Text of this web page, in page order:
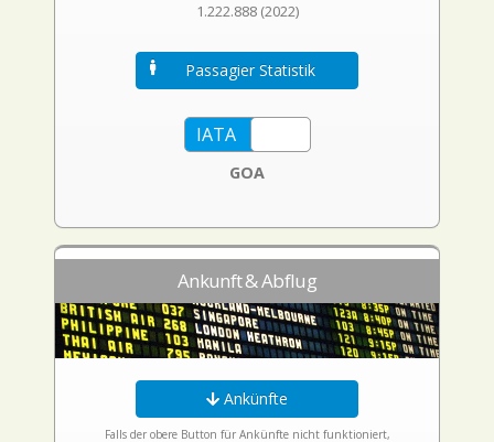
1.222.888 (2022)
Passagier Statistik
GOA
Ankunft & Abflug
Ankünfte
Falls der obere Button für Ankünfte nicht funktioniert,